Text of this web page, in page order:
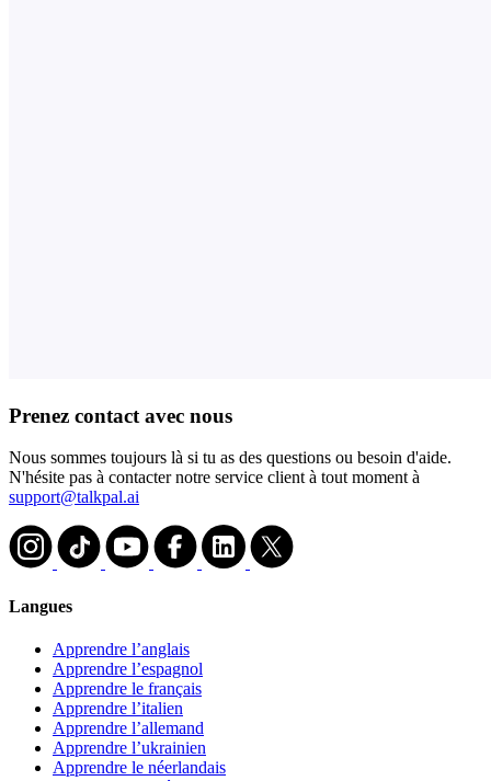
Prenez contact avec nous
Nous sommes toujours là si tu as des questions ou besoin d'aide.
N'hésite pas à contacter notre service client à tout moment à
support@talkpal.ai
Langues
Apprendre l’anglais
Apprendre l’espagnol
Apprendre le français
Apprendre l’italien
Apprendre l’allemand
Apprendre l’ukrainien
Apprendre le néerlandais